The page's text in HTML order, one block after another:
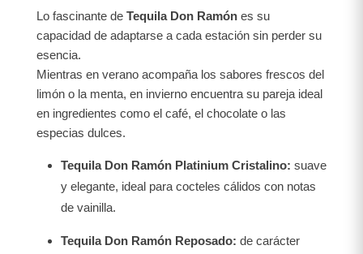
Lo fascinante de Tequila Don Ramón es su
capacidad de adaptarse a cada estación sin perder su
esencia.
Mientras en verano acompaña los sabores frescos del
limón o la menta, en invierno encuentra su pareja ideal
en ingredientes como el café, el chocolate o las
especias dulces.
Tequila Don Ramón Platinium Cristalino: suave
y elegante, ideal para cocteles cálidos con notas
de vainilla.
Tequila Don Ramón Reposado: de carácter